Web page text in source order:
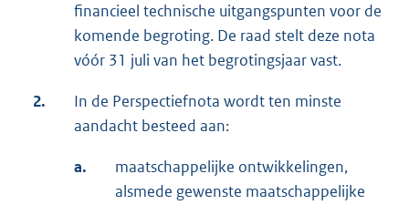
financieel technische uitgangspunten voor de
komende begroting. De raad stelt deze nota
vóór 31 juli van het begrotingsjaar vast.
2.
In de Perspectiefnota wordt ten minste
aandacht besteed aan:
a.
maatschappelijke ontwikkelingen,
alsmede gewenste maatschappelijke